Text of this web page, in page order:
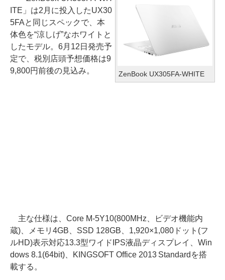
ZenBook UX305FA-WHITE
ITE」は2月に投入したUX30
5FAと同じスペックで、本
体色を“涼しげ”なホワイトと
したモデル。6月12日発売予
定で、税別店頭予想価格は9
9,800円前後の見込み。
主な仕様は、Core M-5Y10(800MHz、ビデオ機能内
蔵)、メモリ4GB、SSD 128GB、1,920×1,080ドット(フ
ルHD)表示対応13.3型ワイドIPS液晶ディスプレイ、Win
dows 8.1(64bit)、KINGSOFT Office 2013 Standardを搭
載する。